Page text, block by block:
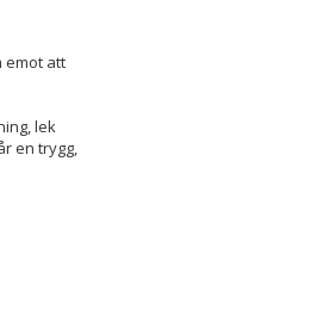
emot att
lek
en trygg,